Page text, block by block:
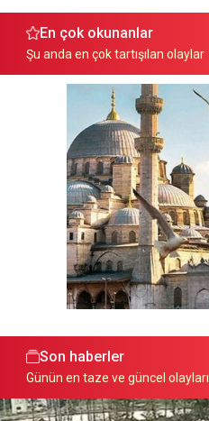
En çok okunanlar
Şu anda en çok tartışılan olaylar
Son haberler
Günün en taze ve güncel olayları